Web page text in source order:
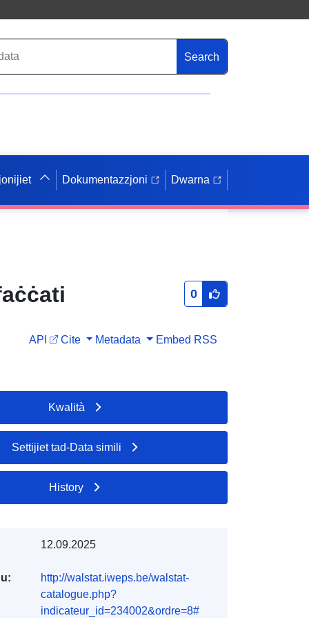
Search
Dokumentazzjoni Dwarna
0
API Cite Metadata Embed RSS
Kwalità
Settijiet tad-Data simili
History
12.09.2025
http://walstat.iweps.be/walstat-
catalogue.php?
indicateur_id=234002&ordre=8#